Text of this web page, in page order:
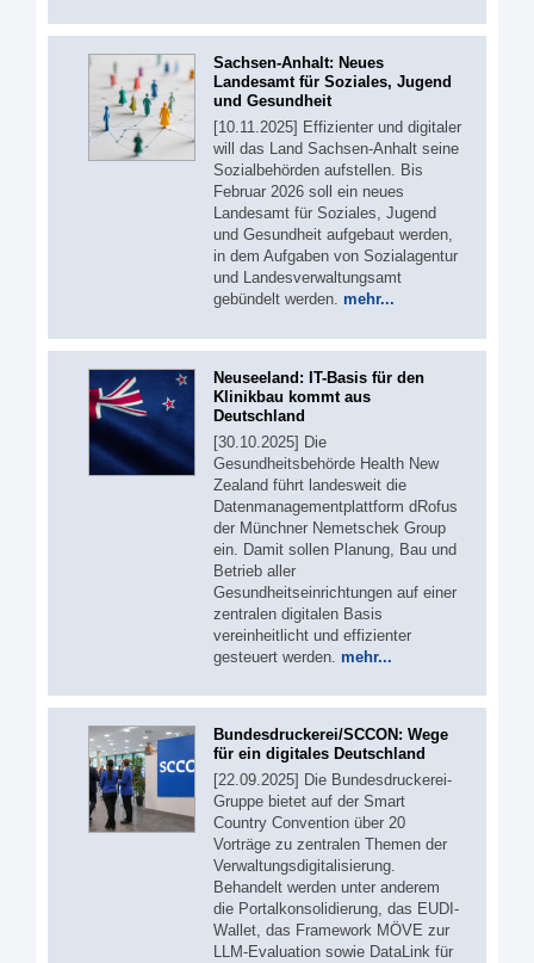
Sachsen-Anhalt: Neues
Landesamt für Soziales, Jugend
und Gesundheit
[10.11.2025] Effizienter und digitaler
will das Land Sachsen-Anhalt seine
Sozialbehörden aufstellen. Bis
Februar 2026 soll ein neues
Landesamt für Soziales, Jugend
und Gesundheit aufgebaut werden,
in dem Aufgaben von Sozialagentur
und Landesverwaltungsamt
gebündelt werden. mehr...
Neuseeland: IT-Basis für den
Klinikbau kommt aus
Deutschland
[30.10.2025] Die
Gesundheitsbehörde Health New
Zealand führt landesweit die
Datenmanagementplattform dRofus
der Münchner Nemetschek Group
ein. Damit sollen Planung, Bau und
Betrieb aller
Gesundheitseinrichtungen auf einer
zentralen digitalen Basis
vereinheitlicht und effizienter
gesteuert werden. mehr...
Bundesdruckerei/SCCON: Wege
für ein digitales Deutschland
[22.09.2025] Die Bundesdruckerei-
Gruppe bietet auf der Smart
Country Convention über 20
Vorträge zu zentralen Themen der
Verwaltungsdigitalisierung.
Behandelt werden unter anderem
die Portalkonsolidierung, das EUDI-
Wallet, das Framework MÖVE zur
LLM-Evaluation sowie DataLink für